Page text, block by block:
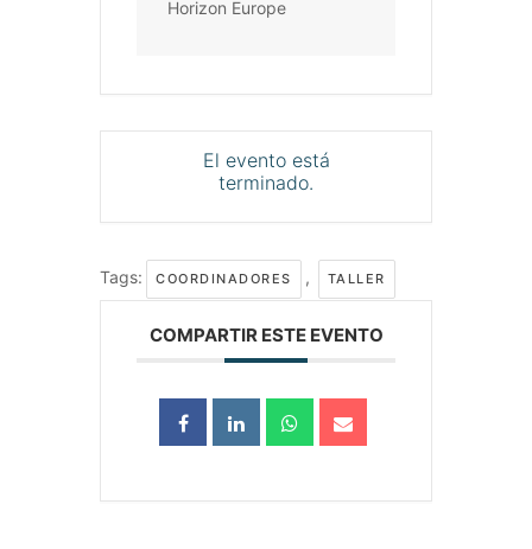
Horizon Europe
El evento está
terminado.
Tags: COORDINADORES , TALLER
COMPARTIR ESTE EVENTO